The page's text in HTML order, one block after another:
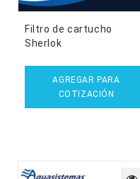
Filtro de cartucho
Sherlok
AGREGAR PARA
COTIZACIÓN